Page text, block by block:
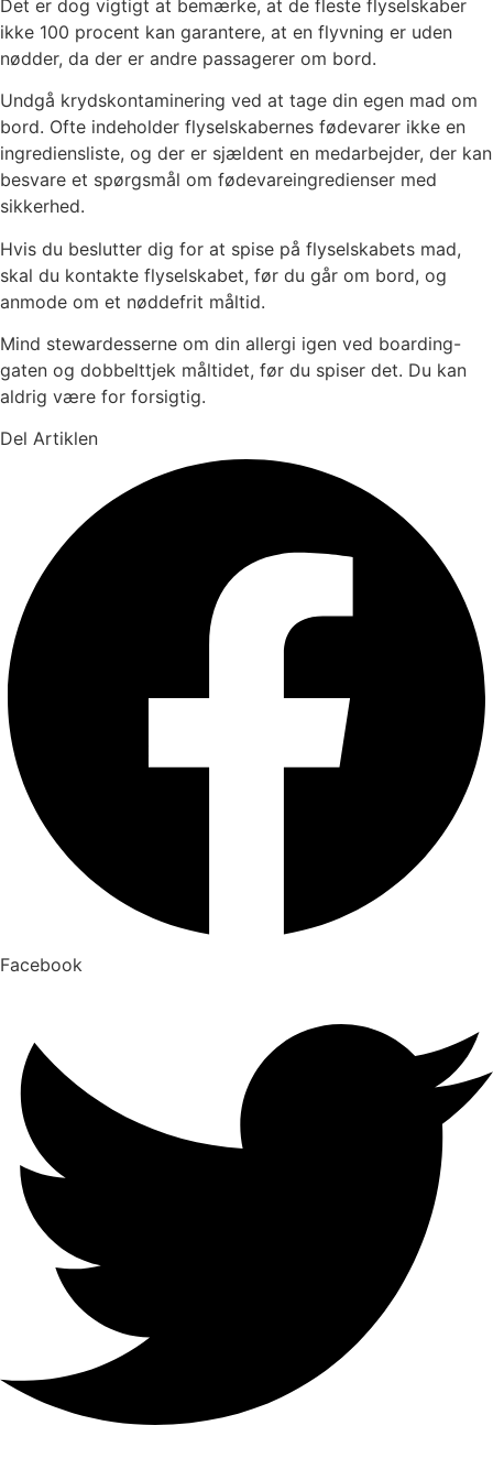
Det er dog vigtigt at bemærke, at de fleste flyselskaber
ikke 100 procent kan garantere, at en flyvning er uden
nødder, da der er andre passagerer om bord.
Undgå krydskontaminering ved at tage din egen mad om
bord. Ofte indeholder flyselskabernes fødevarer ikke en
ingrediensliste, og der er sjældent en medarbejder, der kan
besvare et spørgsmål om fødevareingredienser med
sikkerhed.
Hvis du beslutter dig for at spise på flyselskabets mad,
skal du kontakte flyselskabet, før du går om bord, og
anmode om et nøddefrit måltid.
Mind stewardesserne om din allergi igen ved boarding-
gaten og dobbelttjek måltidet, før du spiser det. Du kan
aldrig være for forsigtig.
Del Artiklen
Facebook